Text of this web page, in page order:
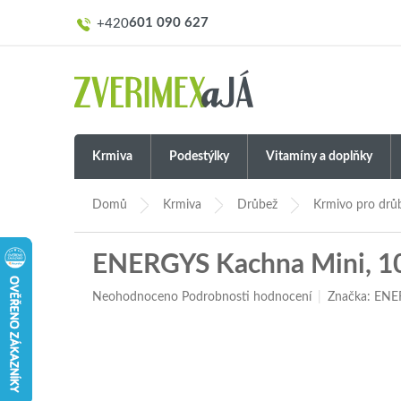
601 090 627
Krmiva Podestýlky Vitamíny a doplňky
Domů Krmiva Drůbež Krmivo pro
ENERGYS Kachna Mini,
Průměrné
Neohodnoceno Podrobnosti hodnocení Značka: